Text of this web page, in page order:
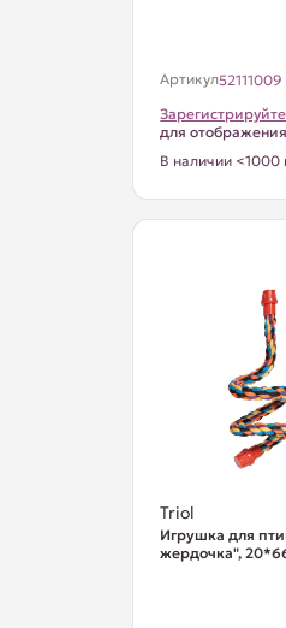
Артикул52111009
для
В наличии <1000
Triol
Игрушка для
жердочка",